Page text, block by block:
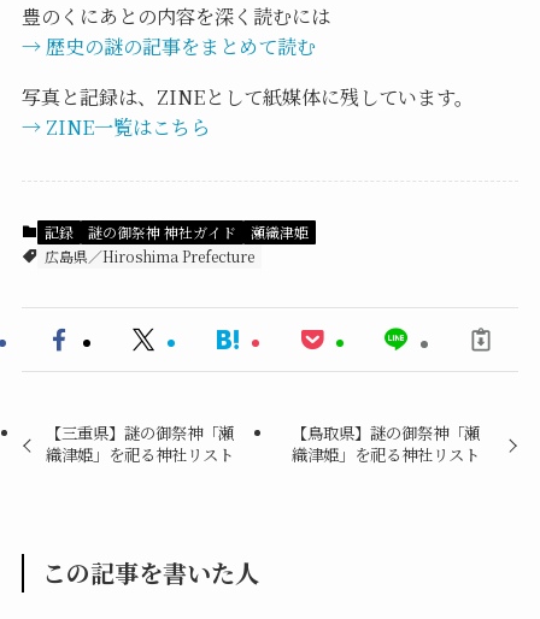
豊のくにあとの内容を深く読むには
→ 歴史の謎の記事をまとめて読む
写真と記録は、ZINEとして紙媒体に残しています。
→ ZINE一覧はこちら
記録 謎の御祭神 神社ガイド
瀬織津姫
広島県／Hiroshima Prefecture
【三重県】謎の御祭神「瀬
織津姫」を祀る神社リスト
【鳥取県】謎の御祭神「瀬
織津姫」を祀る神社リスト
この記事を書いた人